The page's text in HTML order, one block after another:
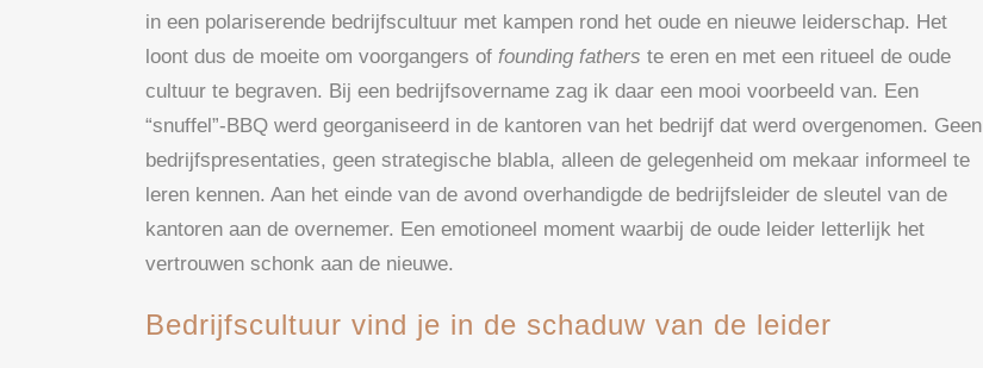
in een polariserende bedrijfscultuur met kampen rond het oude en nieuwe leiderschap. Het
loont dus de moeite om voorgangers of founding fathers te eren en met een ritueel de oude
cultuur te begraven. Bij een bedrijfsovername zag ik daar een mooi voorbeeld van. Een
“snuffel”-BBQ werd georganiseerd in de kantoren van het bedrijf dat werd overgenomen. Geen
bedrijfspresentaties, geen strategische blabla, alleen de gelegenheid om mekaar informeel te
leren kennen. Aan het einde van de avond overhandigde de bedrijfsleider de sleutel van de
kantoren aan de overnemer. Een emotioneel moment waarbij de oude leider letterlijk het
vertrouwen schonk aan de nieuwe.
Bedrijfscultuur vind je in de schaduw van de leider